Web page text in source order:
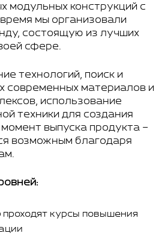
модульных конструкций с
мы организовали
состоящую из лучших
сфере.
технологий, поиск и
современных материалов и
использование
техники для создания
выпуска продукта –
возможным благодаря
проходят курсы повышения